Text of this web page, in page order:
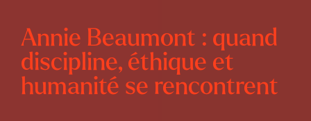
Annie Beaumont : quand
discipline, éthique et
humanité se rencontrent